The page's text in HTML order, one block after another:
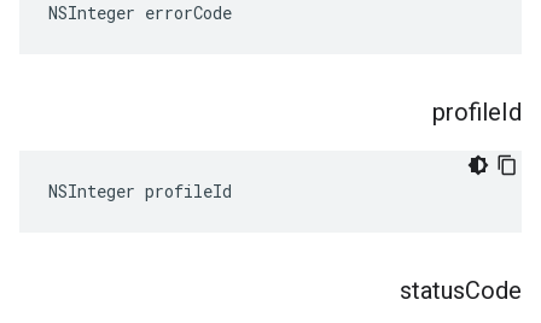
NSInteger errorCode
profileId
NSInteger profileId
statusCode